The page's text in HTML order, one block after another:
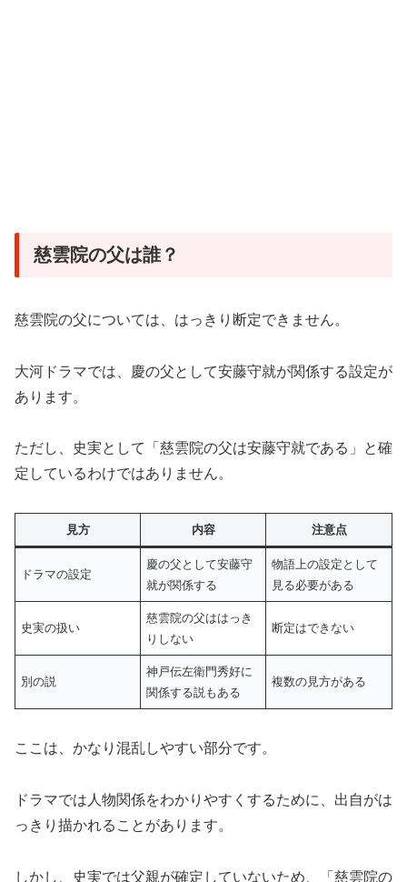
慈雲院の父は誰？
慈雲院の父については、はっきり断定できません。
大河ドラマでは、慶の父として安藤守就が関係する設定が
あります。
ただし、史実として「慈雲院の父は安藤守就である」と確
定しているわけではありません。
見方 内容 注意点
ドラマの設定
慶の父として安藤守
就が関係する
物語上の設定として
見る必要がある
史実の扱い
慈雲院の父ははっき
りしない
断定はできない
別の説
神戸伝左衛門秀好に
関係する説もある
複数の見方がある
ここは、かなり混乱しやすい部分です。
ドラマでは人物関係をわかりやすくするために、出自がは
っきり描かれることがあります。
しかし、史実では父親が確定していないため、「慈雲院の